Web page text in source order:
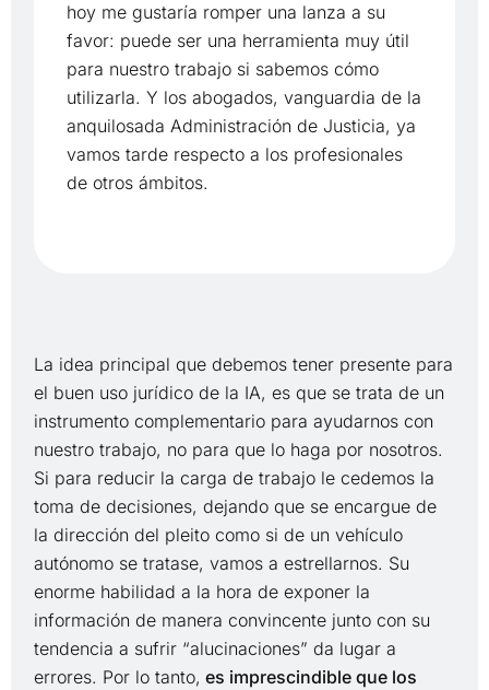
hoy me gustaría romper una lanza a su
favor: puede ser una herramienta muy útil
para nuestro trabajo si sabemos cómo
utilizarla. Y los abogados, vanguardia de la
anquilosada Administración de Justicia, ya
vamos tarde respecto a los profesionales
de otros ámbitos.
La idea principal que debemos tener presente para
el buen uso jurídico de la IA, es que se trata de un
instrumento complementario para ayudarnos con
nuestro trabajo, no para que lo haga por nosotros.
Si para reducir la carga de trabajo le cedemos la
toma de decisiones, dejando que se encargue de
la dirección del pleito como si de un vehículo
autónomo se tratase, vamos a estrellarnos. Su
enorme habilidad a la hora de exponer la
información de manera convincente junto con su
tendencia a sufrir “alucinaciones” da lugar a
errores. Por lo tanto, es imprescindible que los